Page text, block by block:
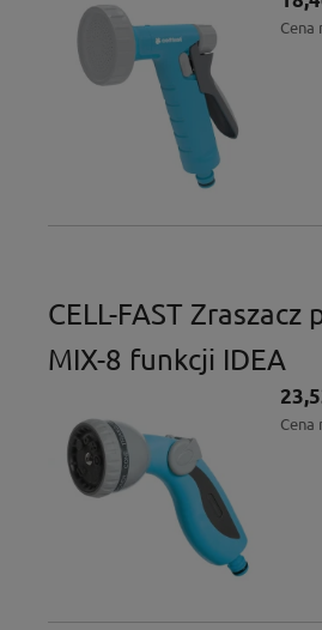
Cena
CELL-FAST
MIX-8 funkcji IDEA
Cena